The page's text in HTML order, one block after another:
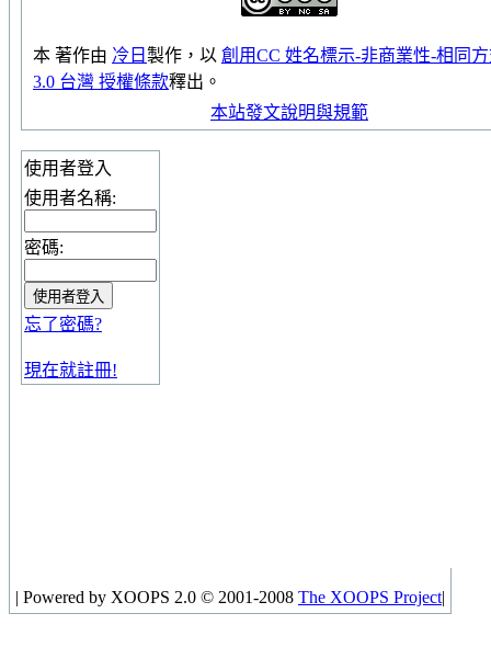
本 著作由 冷日 製作，以 創用CC 姓名標示-非商業性-相同
3.0 台灣 授權條款釋出。
本站發文說明與規範
使用者登入
使用者名稱:
密碼:
忘了密碼?
現在就註冊!
| Powered by XOOPS 2.0 © 2001-2008 The XOOPS Project|